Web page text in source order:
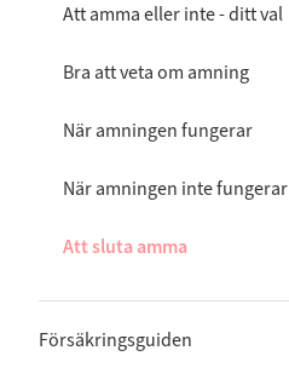
Att amma eller inte - ditt val
Bra att veta om amning
När amningen fungerar
När amningen inte fungerar
Att sluta amma
Försäkringsguiden